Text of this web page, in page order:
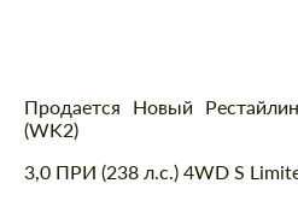
Описание
Продается Новый
(WK2)
3,0 ПРИ (238 л.с.) 4WD S